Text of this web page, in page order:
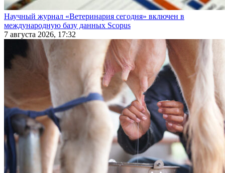
Научный журнал «Ветеринария сегодня» включен в
международную базу данных Scopus
7 августа 2026, 17:32